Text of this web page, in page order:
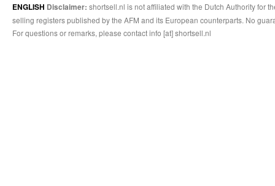
ENGLISH Disclaimer: shortsell.nl is not affiliated with the Dutch Authority for
selling registers published by the AFM and its European counterparts. No
For questions or remarks, please contact info [at] shortsell.nl